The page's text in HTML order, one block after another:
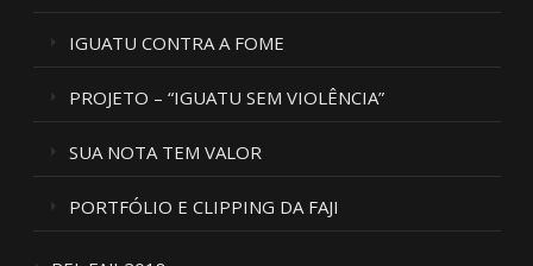
IGUATU CONTRA A FOME
PROJETO – “IGUATU SEM VIOLÊNCIA”
SUA NOTA TEM VALOR
PORTFÓLIO E CLIPPING DA FAJI